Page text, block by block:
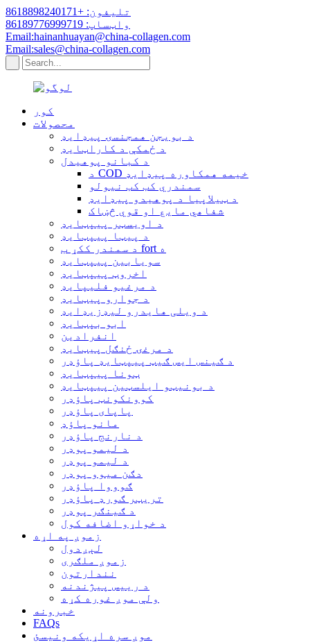
تلیفون: +8618898240171
واټساپ: 86189776999719
Email:hainanhuayan@china-collagen.com
Email:sales@china-collagen.com
کور
محصولات
د بویجن همجنسۍ پیډایډ
د ځمکې د کاراټایډ
د کبانو پوهیدل
د COD خیمه همکاوره پیډایډ
سمندري کب کب نیولو
د ټیلاپیا د پوهیدو پیډایډ
شفاهي مایع او قوي څښاک
د اویسټر پیپټایډ
د پیټا پیپټایډ
د سمندر ککړ ب fort ه
سویابین پیپټایډ
اخروټ پیپټایډ
د مرغیو فلیپایډ
د جوارو پیټایډ
د ویلی هایدرو لیډزیډایډ
ابو بپټایډ
انفرادین
د مرغۍ ځنګل پیټایډ
د ګینس ایس ګیټ پیپټایډ پاؤډر
ټونا پیپټایډ
د بونیټو ایلسټین پیپټایډ
کوونکونټ پاؤډر
پاپای پاؤډر
مانو پاؤډ
د نارنج پاؤډر
د لیمو پوډر
د لیمو پوډر
دګن میوو پوډر
ګوووا پاؤډر
تریټر ګورډ پاؤډر
د ګینګر پوډر
د خواړو اضافه کول
زموږ په اړه
لېږدول
زموږ ملګری
نندارتون
د رییس پیژندنه
ولې موږ غوره کړه
خبرونه
FAQs
موږ سره اړیکه ونیسئ